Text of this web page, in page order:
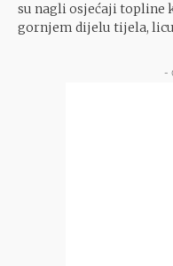
su nagli osjećaji topline
gornjem dijelu tijela,
-